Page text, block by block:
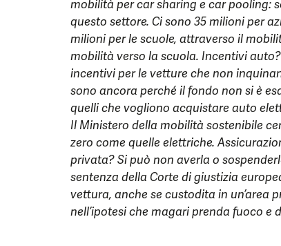
mobilità per car sharing e car pooling:
questo settore. Ci sono 35 milioni per
milioni per le scuole, attraverso il
mobilità verso la scuola. Incentivi
incentivi per le vetture che non
sono ancora perché il fondo non si è
quelli che vogliono acquistare auto
Il Ministero della mobilità sostenibile
zero come quelle elettriche.
privata? Si può non averla o
sentenza della Corte di giustizia
vettura, anche se custodita in un’area
nell’ipotesi che magari prenda fuoco e